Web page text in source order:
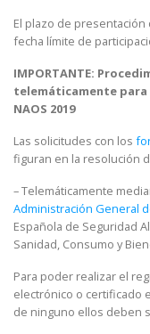
El plazo de
fecha límite de
IMPORTANTE:
telemáticamente para
NAOS 2019
Las solicitudes con los
figuran en la resolución
– Telemáticamente
Administración General
Española de Seguridad
Sanidad, Consumo y
Para poder realizar el
electrónico o certificado
de ninguno ellos deben